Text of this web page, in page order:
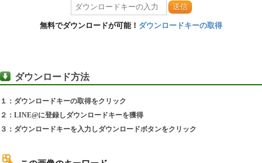
送信
無料でダウンロードが可能！ ダウンロードキーの取得
ダウンロード方法
１：ダウンロードキーの取得をクリック
２：LINE@に登録しダウンロードキーを獲得
３：ダウンロードキーを入力しダウンロードボタンをクリック